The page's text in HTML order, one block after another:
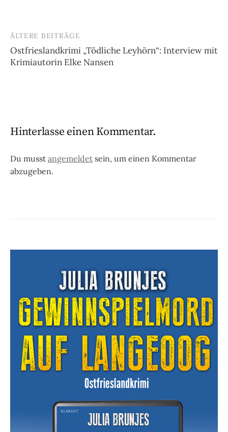
Beitragsnavigation
ÄLTERE BEITRÄGE
Ostfrieslandkrimi „Tödliche Leyhörn“: Interview mit
Krimiautorin Elke Nansen
Hinterlasse einen Kommentar.
Du musst angemeldet sein, um einen Kommentar
abzugeben.